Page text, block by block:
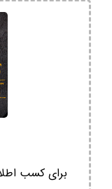
برای کسب